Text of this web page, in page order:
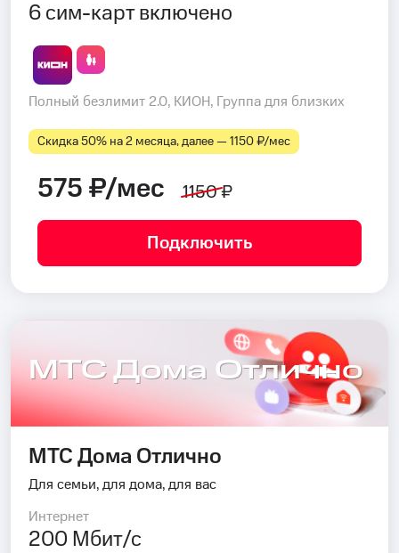
6 сим-карт включено
Полный безлимит 2.0, КИОН, Группа для близких
Скидка 50% на 2 месяца, далее — 1150 ₽⁠/⁠мес
575 ₽/мес 1150 ₽
Подключить
МТС Дома Отлично
МТС Дома Отлично
Для семьи, для дома, для вас
Интернет
200 Мбит/с